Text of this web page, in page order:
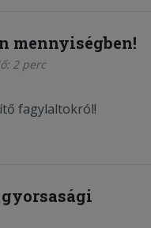
mennyiségben!
2 perc
fagylaltokról!